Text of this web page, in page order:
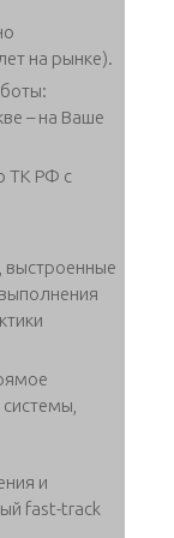
на рынке).
– на Ваше
ТК РФ с
выстроенные
и
fast-track